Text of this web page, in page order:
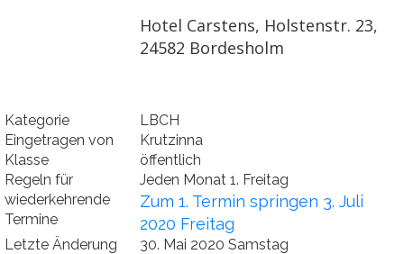
Hotel Carstens, Holstenstr. 23,
24582 Bordesholm
Kategorie
LBCH
Eingetragen von
Krutzinna
Klasse
öffentlich
Regeln für
wiederkehrende
Termine
Jeden Monat 1. Freitag
Zum 1. Termin springen 3. Juli
2020 Freitag
Letzte Änderung 30. Mai 2020 Samstag